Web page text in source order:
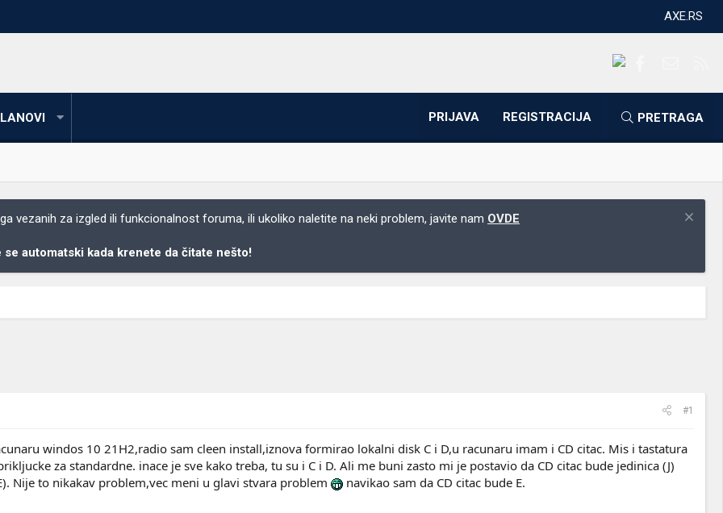
AXE.RS
PRIJAVA REGISTRACIJA PRETRAGA
vezanih za izgled ili funkcionalnost foruma, ili ukoliko naletite na neki problem, javite nam OVDE
se automatski kada krenete da čitate nešto!
#1
windos 10 21H2,radio sam cleen install,iznova formirao lokalni disk C i D,u racunaru imam i CD citac. Mis i tastatura
za standardne. inace je sve kako treba, tu su i C i D. Ali me buni zasto mi je postavio da CD citac bude jedinica (J)
Nije to nikakav problem,vec meni u glavi stvara problem
navikao sam da CD citac bude E.